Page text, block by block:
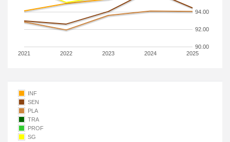
2021 2022 2023 2024 2025
90.00
92.00
94.00
INF
SEN
PLA
TRA
PROF
SG